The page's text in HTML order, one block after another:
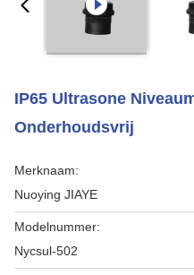
IP65 Ultrasone
Onderhoudsvrij
Merknaam:
Nuoying JIAYE
Modelnummer:
Nycsul-502